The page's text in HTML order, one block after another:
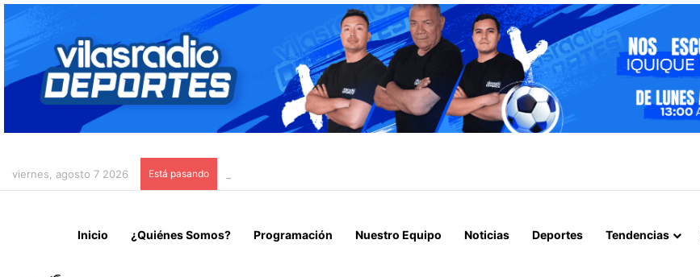
viernes, agosto 7 2026 Está pasando
Inicio ¿Quiénes Somos? Programación Nuestro Equipo Noticias Deportes Tendencias